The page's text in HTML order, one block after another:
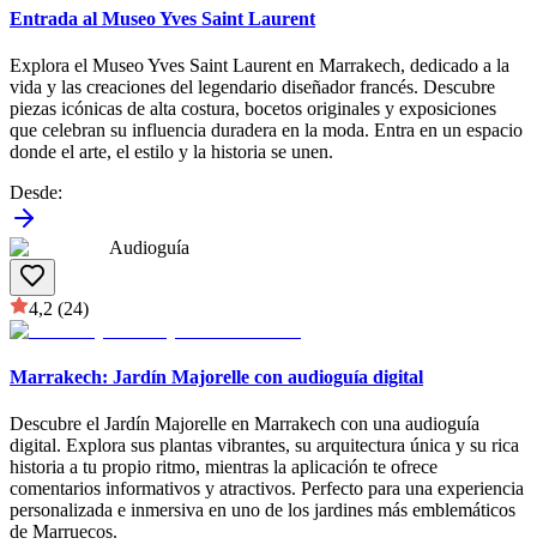
Entrada al Museo Yves Saint Laurent
Explora el Museo Yves Saint Laurent en Marrakech, dedicado a la
vida y las creaciones del legendario diseñador francés. Descubre
piezas icónicas de alta costura, bocetos originales y exposiciones
que celebran su influencia duradera en la moda. Entra en un espacio
donde el arte, el estilo y la historia se unen.
Desde:
Audioguía
4,2 (24)
Marrakech: Jardín Majorelle con audioguía digital
Descubre el Jardín Majorelle en Marrakech con una audioguía
digital. Explora sus plantas vibrantes, su arquitectura única y su rica
historia a tu propio ritmo, mientras la aplicación te ofrece
comentarios informativos y atractivos. Perfecto para una experiencia
personalizada e inmersiva en uno de los jardines más emblemáticos
de Marruecos.